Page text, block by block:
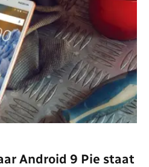
Android 9 Pie staat